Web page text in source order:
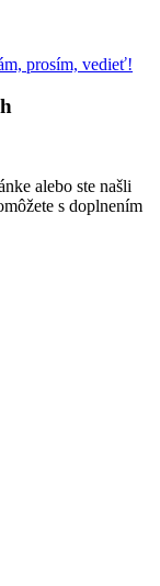
prosím, vedieť!
alebo ste našli
s doplnením